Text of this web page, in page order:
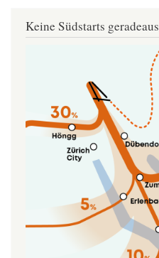
Keine Südstarts geradeaus